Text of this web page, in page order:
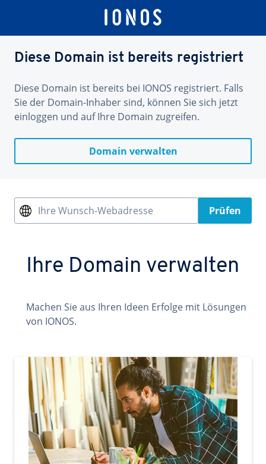
Diese Domain ist bereits registriert
Diese Domain ist bereits bei IONOS registriert. Falls
Sie der Domain-Inhaber sind, können Sie sich jetzt
einloggen und auf Ihre Domain zugreifen.
Domain verwalten
Ihre Wunsch-Webadresse Prüfen
Ihre Domain verwalten
Machen Sie aus Ihren Ideen Erfolge mit Lösungen
von IONOS.